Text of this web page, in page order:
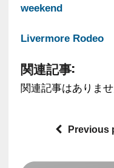
weekend
Livermore Rodeo
関連記事:
関連記事はありませ
Previous